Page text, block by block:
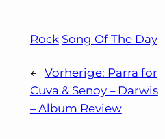
Rock Song Of The Day
← Vorherige: Parra for
Cuva & Senoy – Darwis
– Album Review